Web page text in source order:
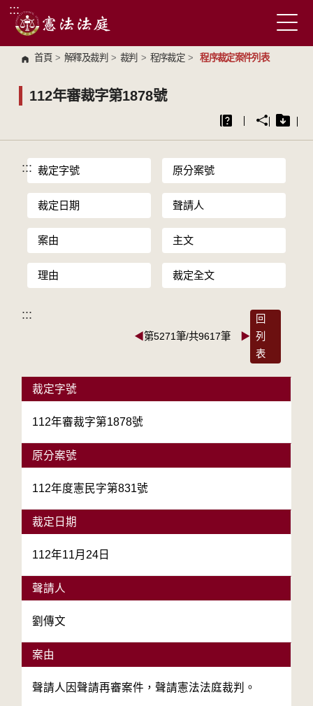
跳到主要內容區塊
:::
首頁 > 解釋及裁判 > 裁判 > 程序裁定 > 程序裁定案件列表
112年審裁字第1878號
::: 裁定字號 原分案號
裁定日期 聲請人
案由 主文
理由 裁定全文
:::
◀第5271筆/共9617筆 ▶
回
列
表
裁定字號
112年審裁字第1878號
原分案號
112年度憲民字第831號
裁定日期
112年11月24日
聲請人
劉傳文
案由
聲請人因聲請再審案件，聲請憲法法庭裁判。